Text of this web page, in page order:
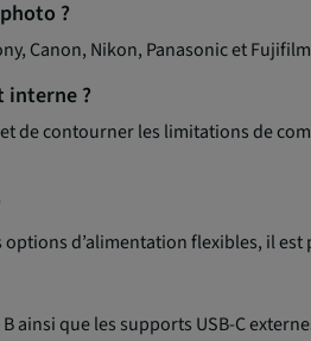
?
Canon, Nikon, Panasonic et
interne ?
de contourner les limitations de
options d’alimentation flexibles, il
B ainsi que les supports USB-C